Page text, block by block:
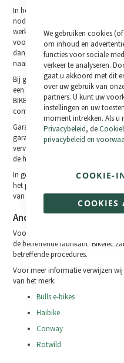
We gebruiken cookies
om inhoud en
functies voor sociale
verkeer te analyseren.
gaat u akkoord met dit
over uw gebruik van
partners. U kunt uw
instellingen en uw
moment intrekken. Als u
Privacybeleid, de
privacybeleid en
COOKIES
COOKIE-
In het geval van online gekochte
nodig is om transportkosten en
werkplaats gaan die u vertrouwt
voor onze rekening. In de
dan, halen wij de fiets op,
naar u terug.
Bij garantieclaims worden defecte
een overeenkomstig model.
BIKELEC. Bikelec garandeert niet
compatibel zijn met vervangende
Garantieclaims verlengen de
garantieperiode. De
vervangingsonderdelen eindigt
de hele fiets.
In geen geval dekt deze garantie
het product naar de plaats van
van de garantiehouder.
Andere merken
Voor fietsen van andere
de betreffende fabrikant. Bikelec
betreffende procedures.
Voor meer informatie verwijzen
van het merk:
Bulls e-bikes
Haibike
Conway
Rotwild